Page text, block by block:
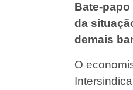
Bate-
da
demais
O